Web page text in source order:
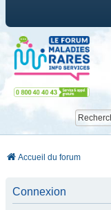
Accueil du forum
Connexion